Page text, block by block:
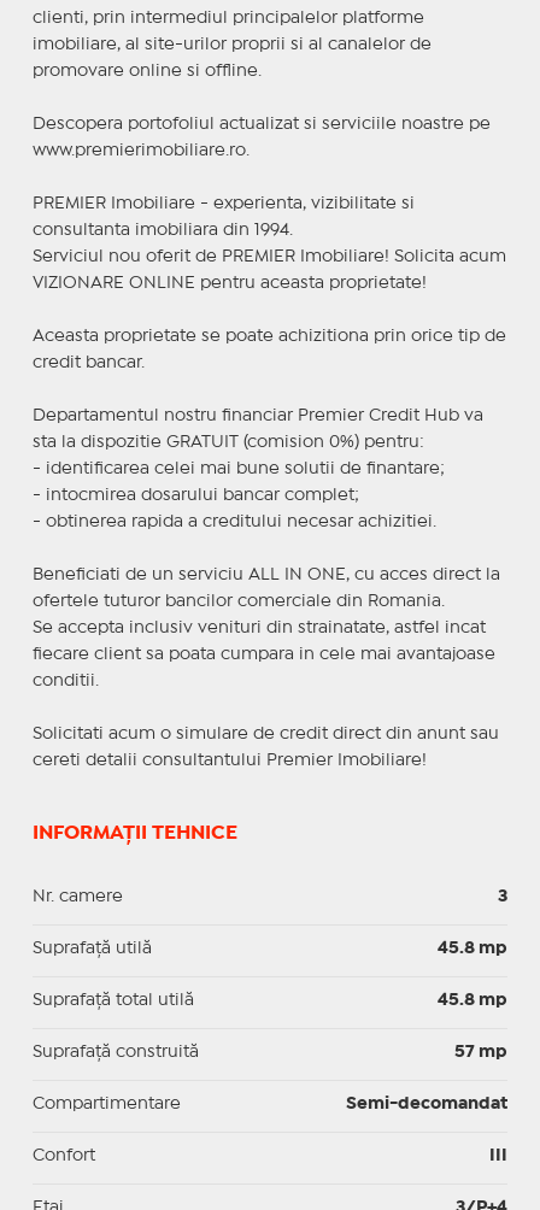
clienti, prin intermediul principalelor platforme
imobiliare, al site-urilor proprii si al canalelor de
promovare online si offline.
Descopera portofoliul actualizat si serviciile noastre pe
www.premierimobiliare.ro.
PREMIER Imobiliare - experienta, vizibilitate si
consultanta imobiliara din 1994.
Serviciul nou oferit de PREMIER Imobiliare! Solicita acum
VIZIONARE ONLINE pentru aceasta proprietate!
Aceasta proprietate se poate achizitiona prin orice tip de
credit bancar.
Departamentul nostru financiar Premier Credit Hub va
sta la dispozitie GRATUIT (comision 0%) pentru:
- identificarea celei mai bune solutii de finantare;
- intocmirea dosarului bancar complet;
- obtinerea rapida a creditului necesar achizitiei.
Beneficiati de un serviciu ALL IN ONE, cu acces direct la
ofertele tuturor bancilor comerciale din Romania.
Se accepta inclusiv venituri din strainatate, astfel incat
fiecare client sa poata cumpara in cele mai avantajoase
conditii.
Solicitati acum o simulare de credit direct din anunt sau
cereti detalii consultantului Premier Imobiliare!
INFORMAȚII TEHNICE
Nr. camere 3
Suprafaţă utilă 45.8 mp
Suprafaţă total utilă 45.8 mp
Suprafaţă construită 57 mp
Compartimentare Semi-decomandat
Confort